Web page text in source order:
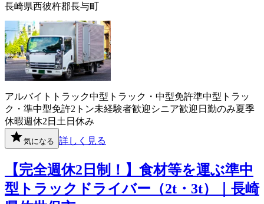
長崎県西彼杵郡長与町
アルバイト トラック中型トラック・中型免許準中型トラッ
ク・準中型免許2トン未経験者歓迎 シニア歓迎 日勤のみ夏季
休暇週休2日 土日休み
気になる 詳しく見る
【完全週休2日制！】食材等を運ぶ準中
型トラックドライバー（2t・3t）｜長崎